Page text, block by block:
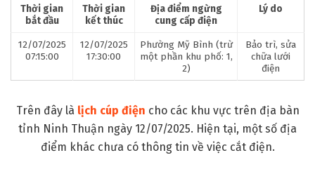
Thời gian
bắt đầu
Thời gian
kết thúc
Địa điểm ngừng
cung cấp điện
Lý do
12/07/2025
07:15:00
12/07/2025
17:30:00
Phường Mỹ Bình (trừ
một phần khu phố: 1,
2)
Bảo trì, sửa
chữa lưới
điện
Trên đây là lịch cúp điện cho các khu vực trên địa bàn
tỉnh Ninh Thuận ngày 12/07/2025. Hiện tại, một số địa
điểm khác chưa có thông tin về việc cắt điện.